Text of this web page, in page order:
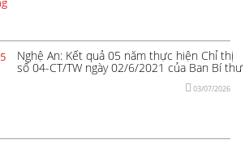
Nghệ An: Kết quả 05 năm thực hiện Chỉ thị
số 04-CT/TW ngày 02/6/2021 của Ban Bí thư
03/07/2026